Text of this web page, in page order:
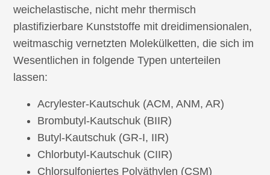
weichelastische, nicht mehr thermisch
plastifizierbare Kunststoffe mit dreidimensionalen,
weitmaschig vernetzten Molekülketten, die sich im
Wesentlichen in folgende Typen unterteilen
lassen:
Acrylester-Kautschuk (ACM, ANM, AR)
Brombutyl-Kautschuk (BIIR)
Butyl-Kautschuk (GR-I, IIR)
Chlorbutyl-Kautschuk (CIIR)
Chlorsulfoniertes Polyäthylen (CSM)